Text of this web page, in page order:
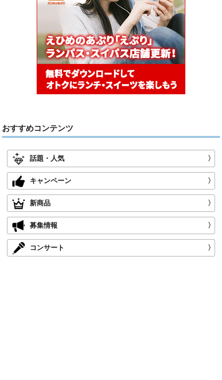
おすすめコンテンツ
話題・人気 〉
キャンペーン 〉
新商品 〉
募集情報 〉
コンサート 〉